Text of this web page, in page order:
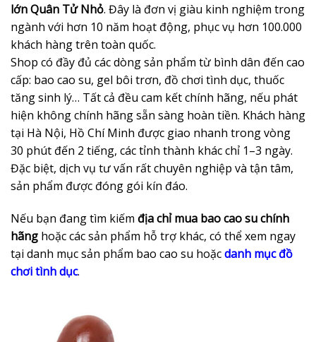
lớn Quân Tử Nhỏ. Đây là đơn vị giàu kinh nghiệm trong
ngành với hơn 10 năm hoạt động, phục vụ hơn 100.000
khách hàng trên toàn quốc.
Shop có đầy đủ các dòng sản phẩm từ bình dân đến cao
cấp: bao cao su, gel bôi trơn, đồ chơi tình dục, thuốc
tăng sinh lý… Tất cả đều cam kết chính hãng, nếu phát
hiện không chính hãng sẵn sàng hoàn tiền. Khách hàng
tại Hà Nội, Hồ Chí Minh được giao nhanh trong vòng
30 phút đến 2 tiếng, các tỉnh thành khác chỉ 1–3 ngày.
Đặc biệt, dịch vụ tư vấn rất chuyên nghiệp và tận tâm,
sản phẩm được đóng gói kín đáo.
Nếu bạn đang tìm kiếm địa chỉ mua bao cao su chính
hãng hoặc các sản phẩm hỗ trợ khác, có thể xem ngay
tại danh mục sản phẩm bao cao su hoặcdanh mục đồ
chơi tình dục.